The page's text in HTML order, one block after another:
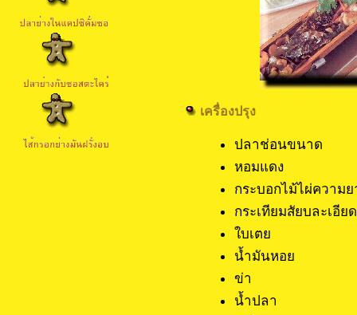
เครื่องปรุง
ปลาช่อนข
หอมแด
กระบอกไม้ไผ่คว
กระเทียมสัยบ
ใบเตย
น้ำมันหอย
ข่า 5
น้ำปลา